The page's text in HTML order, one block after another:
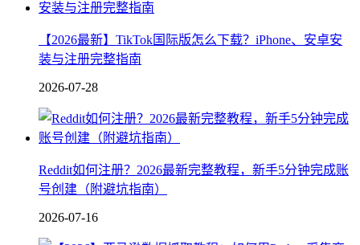
【2026最新】TikTok国际版怎么下载？iPhone、安卓安
装与注册完整指南
2026-07-28
Reddit如何注册？2026最新完整教程，新手5分钟完成账
号创建（附避坑指南）
2026-07-16